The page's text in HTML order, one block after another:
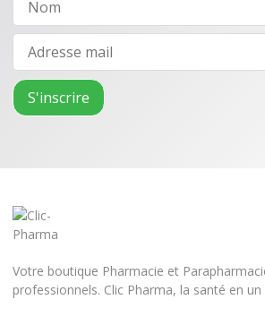
Votre boutique Pharmacie et
professionnels. Clic Pharma, la santé en un